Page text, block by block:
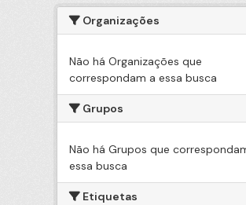
Organizações
Não há Organizações que
correspondam a essa busca
Grupos
Não há Grupos que
essa busca
Etiquetas